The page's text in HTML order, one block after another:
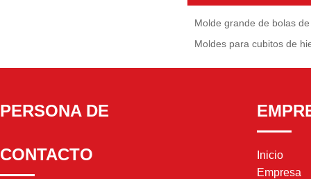
Molde grande de bolas
Moldes para cubitos de
PERSONA DE
CONTACTO
Inicio
Empresa